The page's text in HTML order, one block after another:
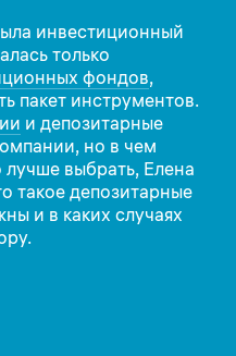
инвестиционный
только
фондов,
пакет инструментов.
и депозитарные
но в чем
выбрать, Елена
такое депозитарные
и в каких случаях